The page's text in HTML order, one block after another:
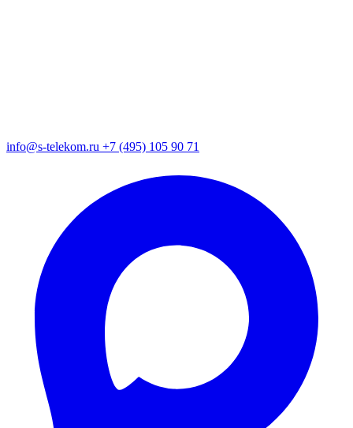
info@s-telekom.ru +7 (495) 105 90 71